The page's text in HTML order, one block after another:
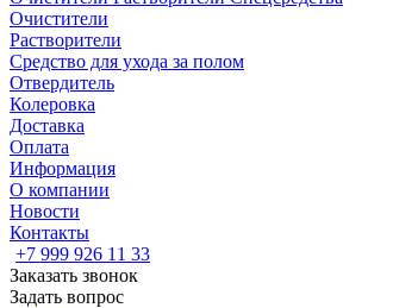
Очистители
Растворители
Средство для ухода за полом
Отвердитель
Колеровка
Доставка
Оплата
Информация
О компании
Новости
Контакты
+7 999 926 11 33
Заказать звонок
Задать вопрос